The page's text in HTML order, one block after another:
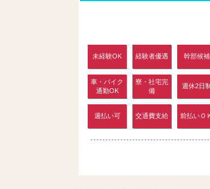
未経験OK 経験者優遇 幹部候補
車・バイク
通勤OK
寮・社宅完
備
週休2日
週払い可 交通費支給 前払いＯ